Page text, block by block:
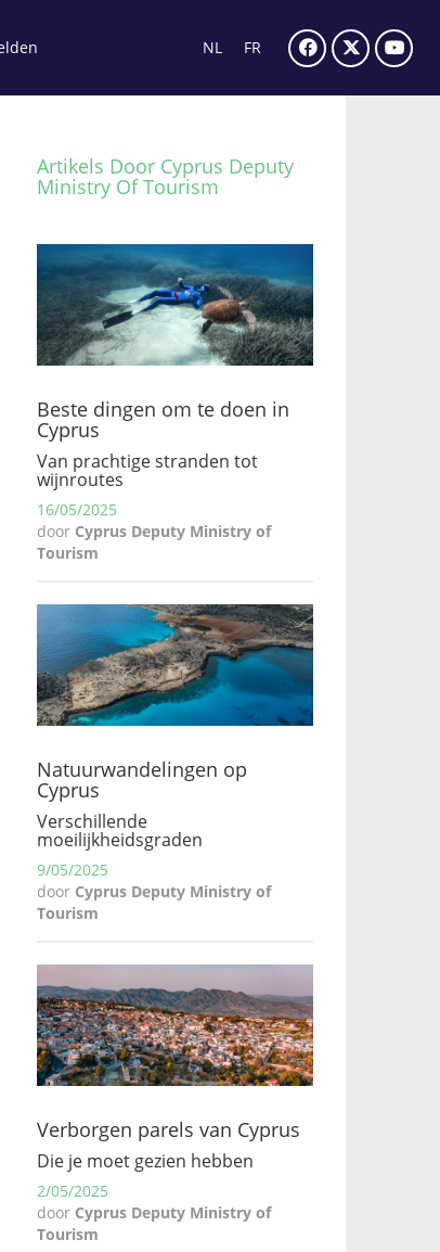
NL FR
Artikels Door Cyprus Deputy
Ministry Of Tourism
Beste dingen om te doen in
Cyprus
Van prachtige stranden tot
wijnroutes
16/05/2025
door Cyprus Deputy Ministry of
Tourism
Natuurwandelingen op
Cyprus
Verschillende
moeilijkheidsgraden
9/05/2025
door Cyprus Deputy Ministry of
Tourism
Verborgen parels van Cyprus
Die je moet gezien hebben
2/05/2025
door Cyprus Deputy Ministry of
Tourism